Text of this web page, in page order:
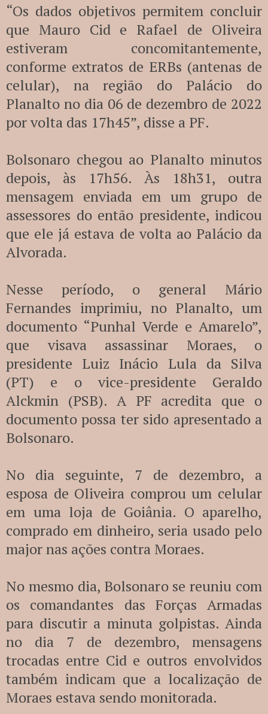
“Os dados objetivos permitem concluir
que Mauro Cid e Rafael de Oliveira
estiveram concomitantemente,
conforme extratos de ERBs (antenas de
celular), na região do Palácio do
Planalto no dia 06 de dezembro de 2022
por volta das 17h45”, disse a PF.
Bolsonaro chegou ao Planalto minutos
depois, às 17h56. Às 18h31, outra
mensagem enviada em um grupo de
assessores do então presidente, indicou
que ele já estava de volta ao Palácio da
Alvorada.
Nesse período, o general Mário
Fernandes imprimiu, no Planalto, um
documento “Punhal Verde e Amarelo”,
que visava assassinar Moraes, o
presidente Luiz Inácio Lula da Silva
(PT) e o vice-presidente Geraldo
Alckmin (PSB). A PF acredita que o
documento possa ter sido apresentado a
Bolsonaro.
No dia seguinte, 7 de dezembro, a
esposa de Oliveira comprou um celular
em uma loja de Goiânia. O aparelho,
comprado em dinheiro, seria usado pelo
major nas ações contra Moraes.
No mesmo dia, Bolsonaro se reuniu com
os comandantes das Forças Armadas
para discutir a minuta golpistas. Ainda
no dia 7 de dezembro, mensagens
trocadas entre Cid e outros envolvidos
também indicam que a localização de
Moraes estava sendo monitorada.